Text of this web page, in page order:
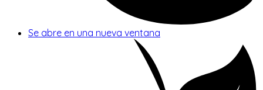
Se abre en una nueva ventana